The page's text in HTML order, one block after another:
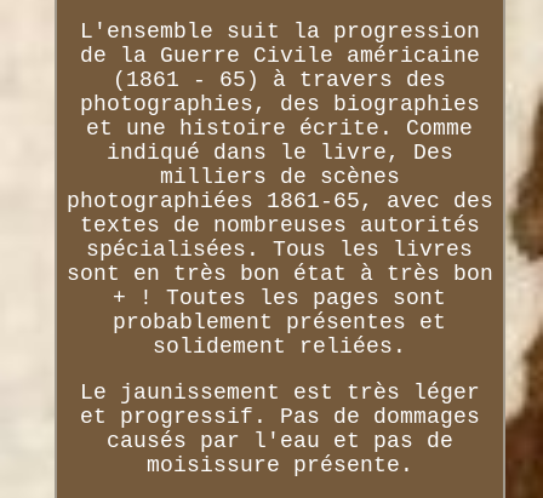
L'ensemble suit la progression
de la Guerre Civile américaine
(1861 - 65) à travers des
photographies, des biographies
et une histoire écrite. Comme
indiqué dans le livre, Des
milliers de scènes
photographiées 1861-65, avec des
textes de nombreuses autorités
spécialisées. Tous les livres
sont en très bon état à très bon
+ ! Toutes les pages sont
probablement présentes et
solidement reliées.
Le jaunissement est très léger
et progressif. Pas de dommages
causés par l'eau et pas de
moisissure présente.